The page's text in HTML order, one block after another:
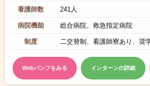
看護師数 241人
病院機能 総合病院、救急指定病院
制度 二交替制、看護師寮あり、奨
Webパンフをみる インターンの詳細